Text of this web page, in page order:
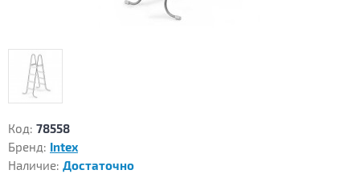
Код: 78558
Бренд: Intex
Наличие: Достаточно